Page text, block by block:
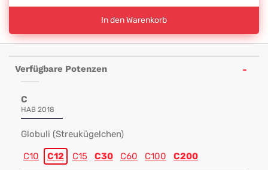
In den Warenkorb
Verfügbare Potenzen
C
HAB 2018
Globuli (Streukügelchen)
C10 C12 C15 C30 C60 C100 C200